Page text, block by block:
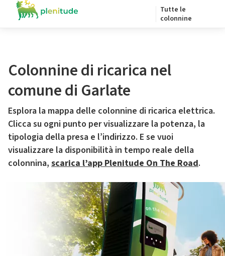
Tutte le
colonnine
Colonnine di ricarica nel
comune di Garlate
Esplora la mappa delle colonnine di ricarica elettrica.
Clicca su ogni punto per visualizzare la potenza, la
tipologia della presa e l’indirizzo. E se vuoi
visualizzare la disponibilità in tempo reale della
colonnina, scarica l’app Plenitude On The Road.